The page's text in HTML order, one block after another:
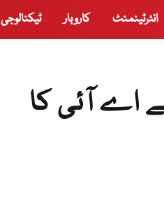
انٹرٹینمنٹ کاروبار ٹیکنالوجی
اے آئی کا